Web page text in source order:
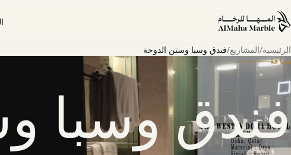
الرئيسية/المشاريع/فندق وسبا وستن الدوحة
ضيافة
فندق وسبا